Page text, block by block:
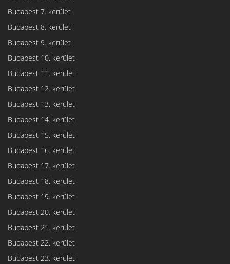
Budapest 7. kerület
Budapest 8. kerület
Budapest 9. kerület
Budapest 10. kerület
Budapest 11. kerület
Budapest 12. kerület
Budapest 13. kerület
Budapest 14. kerület
Budapest 15. kerület
Budapest 16. kerület
Budapest 17. kerület
Budapest 18. kerület
Budapest 19. kerület
Budapest 20. kerület
Budapest 21. kerület
Budapest 22. kerület
Budapest 23. kerület